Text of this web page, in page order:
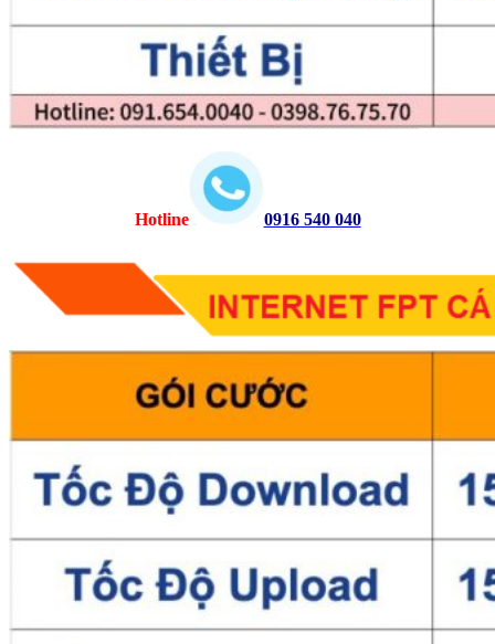
Hotline 0916 540 040